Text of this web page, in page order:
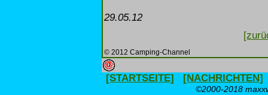
29.05.12
© 2012 Camping-Channel
[STARTSEITE] [NACHRICHTEN]
©2000-2018